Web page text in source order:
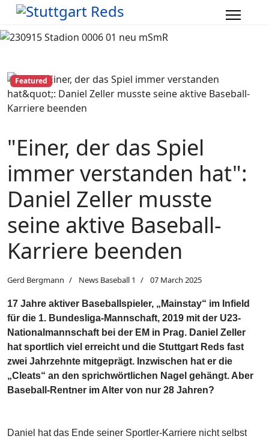
Featured
"Einer, der das Spiel
immer verstanden hat":
Daniel Zeller musste
seine aktive Baseball-
Karriere beenden
Gerd Bergmann News Baseball 1 07 March 2025
17 Jahre aktiver Baseballspieler, „Mainstay“ im Infield
für die 1. Bundesliga-Mannschaft, 2019 mit der U23-
Nationalmannschaft bei der EM in Prag. Daniel Zeller
hat sportlich viel erreicht und die Stuttgart Reds fast
zwei Jahrzehnte mitgeprägt. Inzwischen hat er die
„Cleats“ an den sprichwörtlichen Nagel gehängt. Aber
Baseball-Rentner im Alter von nur 28 Jahren?
Daniel hat das Ende seiner Sportler-Karriere nicht selbst